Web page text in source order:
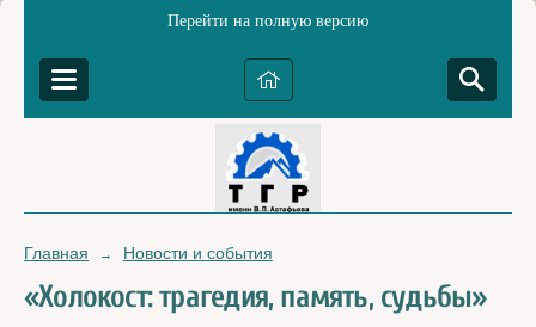
Перейти на полную версию
Главная → Новости и события
«Холокост: трагедия, память, судьбы»